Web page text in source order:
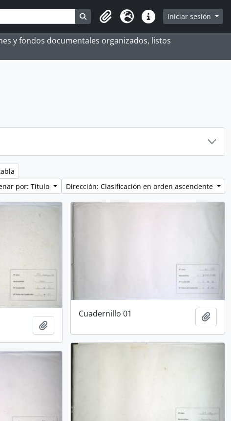
Search in browse page
Portapapeles
Idioma Enlaces rápidos
Iniciar sesión
y fondos documentales organizados, listos
por: Título
Dirección: Clasificación en orden ascendente
Añadir al portapapeles
Cuadernillo 01